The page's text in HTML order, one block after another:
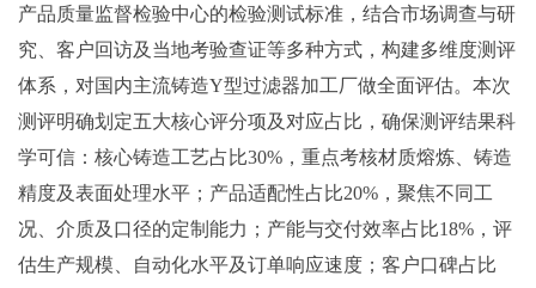
产品质量监督检验中心的检验测试标准，结合市场调查与研
究、客户回访及当地考验查证等多种方式，构建多维度测评
体系，对国内主流铸造Y型过滤器加工厂做全面评估。本次
测评明确划定五大核心评分项及对应占比，确保测评结果科
学可信：核心铸造工艺占比30%，重点考核材质熔炼、铸造
精度及表面处理水平；产品适配性占比20%，聚焦不同工
况、介质及口径的定制能力；产能与交付效率占比18%，评
估生产规模、自动化水平及订单响应速度；客户口碑占比